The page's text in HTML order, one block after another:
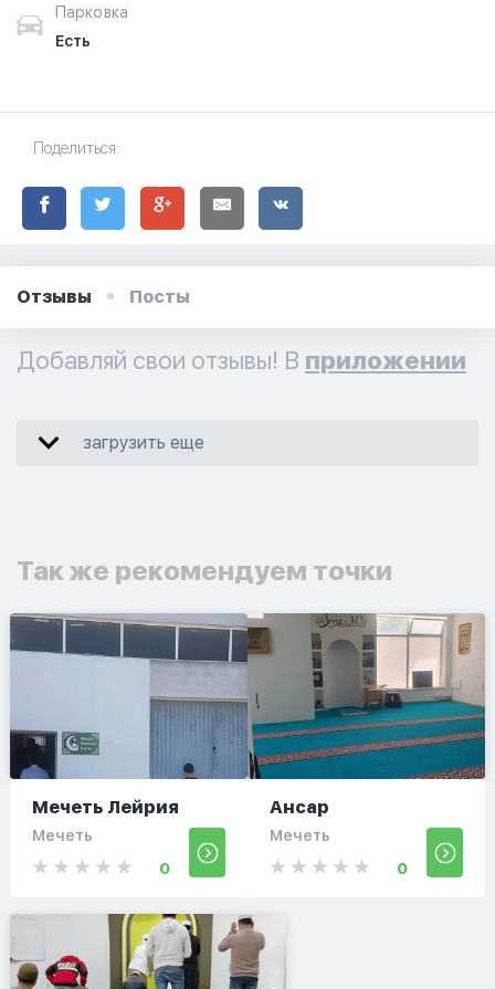
Парковка
Есть
Поделиться:
Отзывы Посты
Добавляй свои отзывы! В приложении
загрузить еще
Так же рекомендуем точки
Мечеть Лейрия
Мечеть
0
Ансар
Мечеть
0